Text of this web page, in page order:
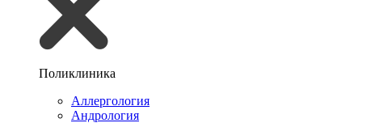
Поликлиника
Аллергология
Андрология